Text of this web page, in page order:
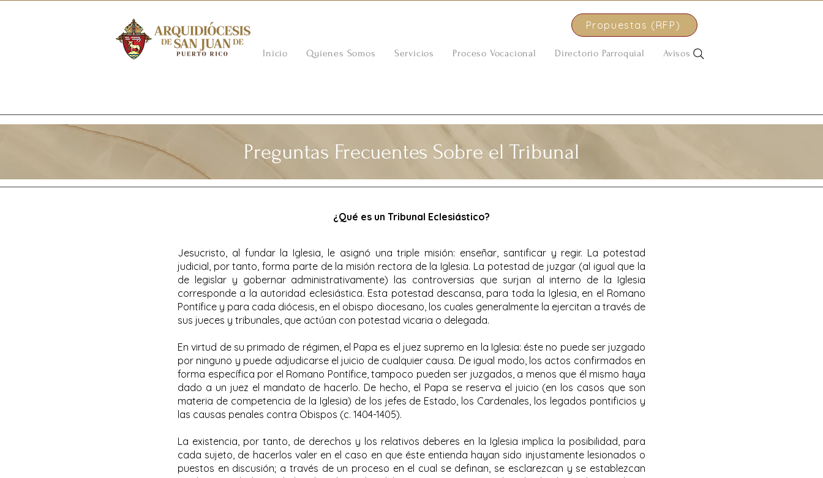
Propuestas (RFP)
Inicio Quienes Somos Servicios Proceso Vocacional Directorio Parroquial Avisos
Preguntas Frecuentes Sobre el Tribunal
¿Qué es un Tribunal Eclesiástico?
Jesucristo, al fundar la Iglesia, le asignó una triple misión: enseñar, santificar y regir. La potestad
judicial, por tanto, forma parte de la misión rectora de la Iglesia. La potestad de juzgar (al igual que la
de legislar y gobernar administrativamente) las controversias que surjan al interno de la Iglesia
corresponde a la autoridad eclesiástica. Esta potestad descansa, para toda la Iglesia, en el Romano
Pontífice y para cada diócesis, en el obispo diocesano, los cuales generalmente la ejercitan a través de
sus jueces y tribunales, que actúan con potestad vicaria o delegada.
En virtud de su primado de régimen, el Papa es el juez supremo en la Iglesia: éste no puede ser juzgado
por ninguno y puede adjudicarse el juicio de cualquier causa. De igual modo, los actos confirmados en
forma específica por el Romano Pontífice, tampoco pueden ser juzgados, a menos que él mismo haya
dado a un juez el mandato de hacerlo. De hecho, el Papa se reserva el juicio (en los casos que son
materia de competencia de la Iglesia) de los jefes de Estado, los Cardenales, los legados pontificios y
las causas penales contra Obispos (c. 1404-1405).
La existencia, por tanto, de derechos y los relativos deberes en la Iglesia implica la posibilidad, para
cada sujeto, de hacerlos valer en el caso en que éste entienda hayan sido injustamente lesionados o
puestos en discusión; a través de un proceso en el cual se definan, se esclarezcan y se establezcan